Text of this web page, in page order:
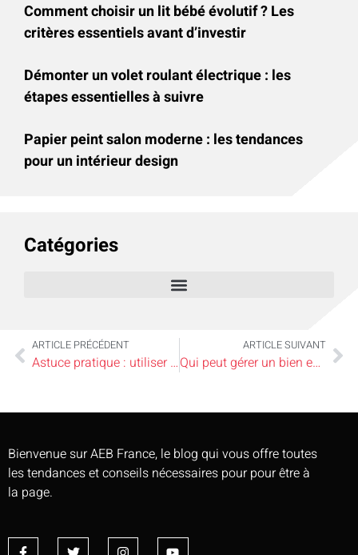
Comment choisir un lit bébé évolutif ? Les
critères essentiels avant d’investir
Démonter un volet roulant électrique : les
étapes essentielles à suivre
Papier peint salon moderne : les tendances
pour un intérieur design
Catégories
ARTICLE PRÉCÉDENT
Astuce pratique : utiliser une IA pour améliorer photo avant de partager vos idées déco
ARTICLE SUIVANT
Qui peut gérer un bien en gestion locative ?
Bienvenue sur AEB France, le blog qui vous offre toutes
les tendances et conseils nécessaires pour pour être à
la page.